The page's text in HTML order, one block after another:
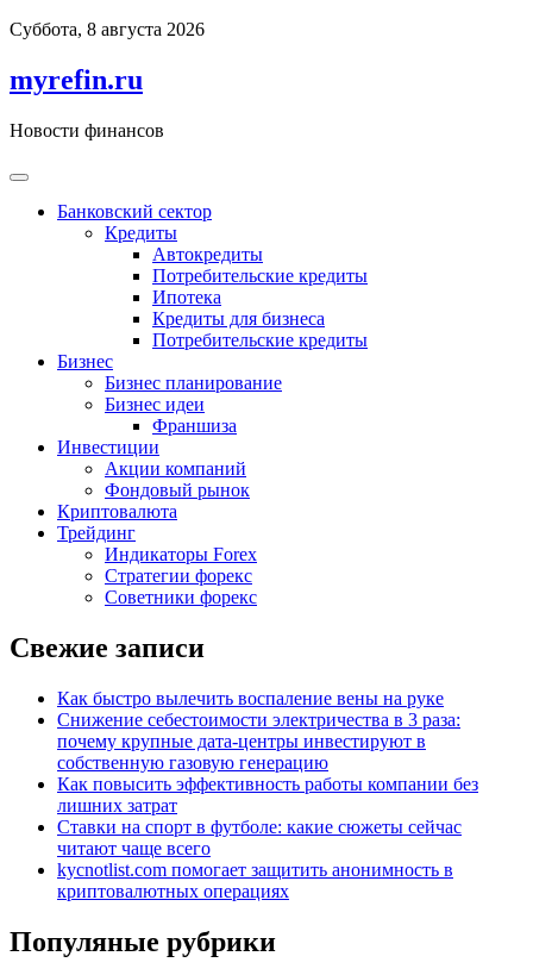
Перейти
содержимому
Суббота, 8 августа 2026
myrefin.ru
Новости финансов
Банковский сектор
Кредиты
Автокредиты
Потребительские кредиты
Ипотека
Кредиты для бизнеса
Потребительские кредиты
Бизнес
Бизнес планирование
Бизнес идеи
Франшиза
Инвестиции
Акции компаний
Фондовый рынок
Криптовалюта
Трейдинг
Индикаторы Forex
Стратегии форекс
Советники форекс
Свежие записи
Как быстро вылечить воспаление вены на руке
Снижение себестоимости электричества в 3 раза:
почему крупные дата-центры инвестируют в
собственную газовую генерацию
Как повысить эффективность работы компании без
лишних затрат
Ставки на спорт в футболе: какие сюжеты сейчас
читают чаще всего
kycnotlist.com помогает защитить анонимность в
криптовалютных операциях
Популяные рубрики